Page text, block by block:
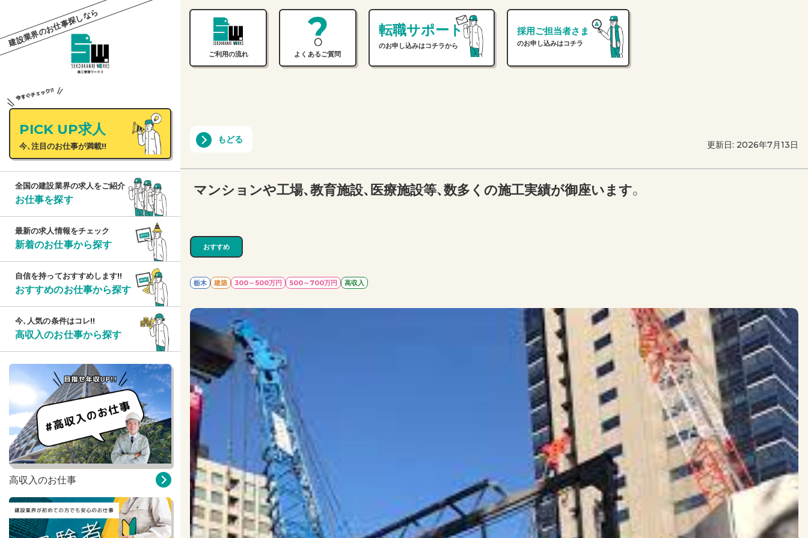
ご利用の流れ よくあるご質問
転職サポート
のお申し込みはコチラから
採用ご担当者さま
のお申し込みはコチラ
もどる 更新日: 2026年7月13日
マンションや工場、教育施設、医療施設等、数多くの施工実績が御座います。
おすすめ
栃木 建築 300～500万円 500～700万円 高収入
建設業界のお仕事探しなら
PICK UP求人
今、注目のお仕事が満載!!
全国の建設業界の求人をご紹介
お仕事を探す
最新の求人情報をチェック
新着のお仕事から探す
自信を持っておすすめします!!
おすすめのお仕事から探す
今、人気の条件はコレ!!
高収入のお仕事から探す
高収入のお仕事